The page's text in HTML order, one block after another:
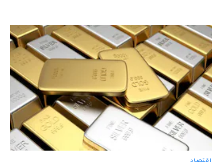
اقتصاد